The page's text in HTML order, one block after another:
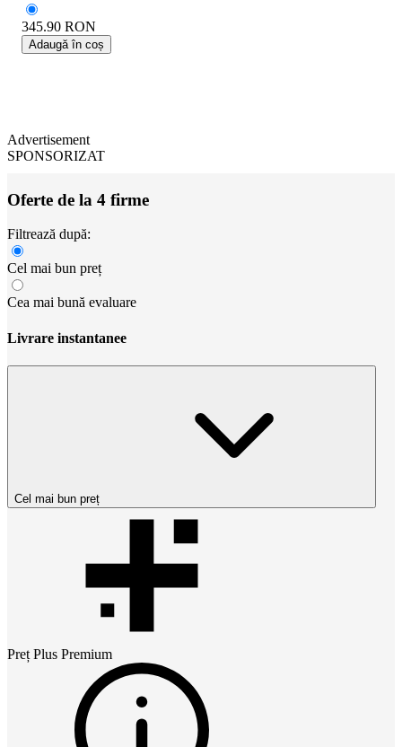
345.90 RON
Adaugă în coș
Advertisement
SPONSORIZAT
Oferte de la 4 firme
Filtrează după:
Cel mai bun preț
Cea mai bună evaluare
Livrare instantanee
Cel mai bun preț
Preț Plus Premium